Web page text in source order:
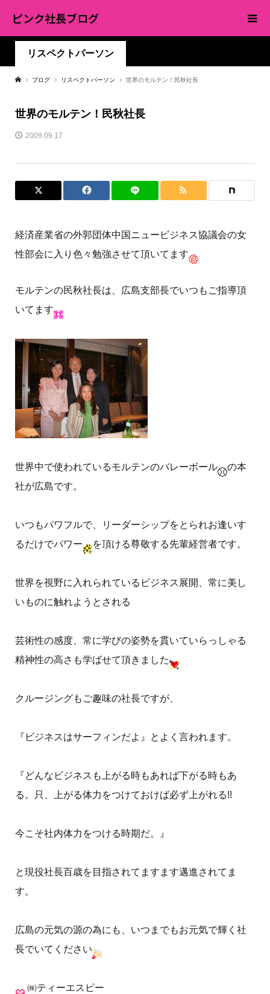
ピンク社長ブログ
リスペクトパーソン
ブログ リスペクトパーソン 世界のモルテン！民秋社長
世界のモルテン！民秋社長
2009.09.17
経済産業省の外郭団体中国ニュービジネス協議会の女
性部会に入り色々勉強させて頂いてます
モルテンの民秋社長は、広島支部長でいつもご指導頂
いてます
世界中で使われているモルテンのバレーボール
の本
社が広島です。
いつもパワフルで、リーダーシップをとられお逢いす
るだけでパワー
を頂ける尊敬する先輩経営者です。
世界を視野に入れられているビジネス展開、常に美し
いものに触れようとされる
芸術性の感度、常に学びの姿勢を貫いていらっしゃる
精神性の高さも学ばせて頂きました
クルージングもご趣味の社長ですが、
『ビジネスはサーフィンだよ』とよく言われます。
『どんなビジネスも上がる時もあれば下がる時もあ
る。只、上がる体力をつけておけば必ず上がれる!!
今こそ社内体力をつける時期だ。』
と現役社長百歳を目指されてますます邁進されてま
す。
広島の元気の源の為にも、いつまでもお元気で輝く社
長でいてください
㈱ティーエスピー